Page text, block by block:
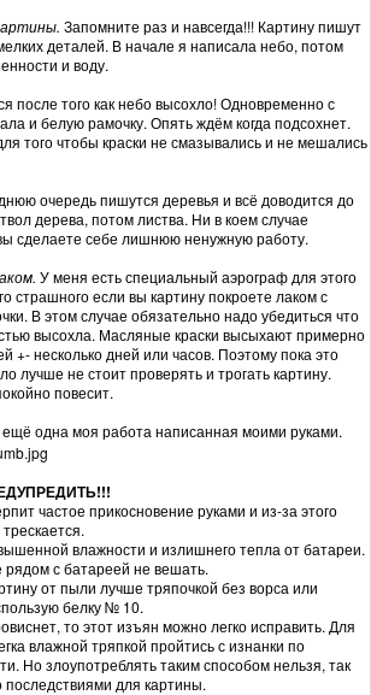
Запомните раз и навсегда!!! Картину пишут
деталей. В начале я написала небо, потом
и воду.
после того как небо высохло! Одновременно с
и белую рамочку. Опять ждём когда подсохнет.
того чтобы краски не смазывались и не мешались
очередь пишутся деревья и всё доводится до
дерева, потом листва. Ни в коем случае
сделаете себе лишнюю ненужную работу.
У меня есть специальный аэрограф для этого
страшного если вы картину покроете лаком с
В этом случае обязательно надо убедиться что
высохла. Масляные краски высыхают примерно
+- несколько дней или часов. Поэтому пока это
лучше не стоит проверять и трогать картину.
повесит.
одна моя работа написанная моими руками.
частое прикосновение руками и из-за этого
влажности и излишнего тепла от батареи.
с батареей не вешать.
от пыли лучше тряпочкой без ворса или
белку № 10.
то этот изъян можно легко исправить. Для
влажной тряпкой пройтись с изнанки по
Но злоупотреблять таким способом нельзя, так
последствиями для картины.